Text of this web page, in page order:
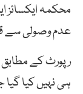
محکمہ
عدم وصولی سے